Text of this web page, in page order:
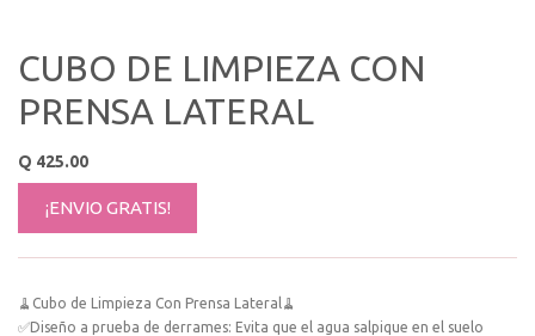
CUBO DE LIMPIEZA CON
PRENSA LATERAL
Q 425.00
¡ENVIO GRATIS!
🧹Cubo de Limpieza Con Prensa Lateral🧹
✅Diseño a prueba de derrames: Evita que el agua salpique en el suelo